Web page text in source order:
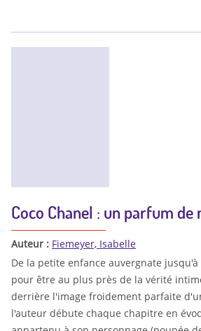
Coco Chanel : un parfum de
Auteur : Fiemeyer, Isabelle
De la petite enfance auvergnate
pour être au plus près de la vérité
derrière l'image froidement parfaite
l'auteur débute chaque chapitre en